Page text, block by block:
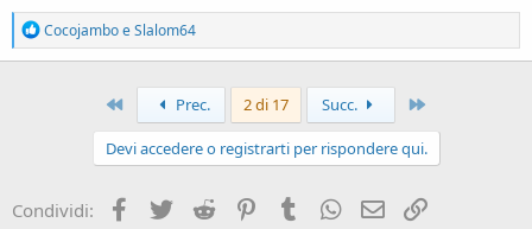
R
e
a
CocojamboeSlalom64
Primo Prec. 2 di 17 Succ.
Devi accedere o registrarti per rispondere qui.
Condividi: Facebook
Twitter Reddit PinterestTumblrWhatsApp
Email